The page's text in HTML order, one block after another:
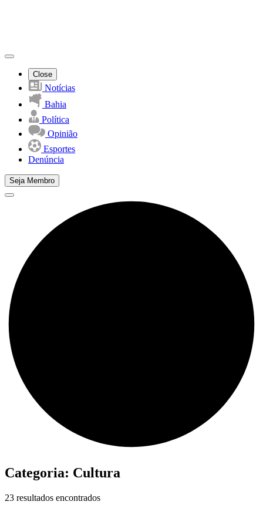
Close
Notícias
Bahia
Política
Opinião
Esportes
Denúncia
Seja Membro
Categoria: Cultura
23 resultados encontrados